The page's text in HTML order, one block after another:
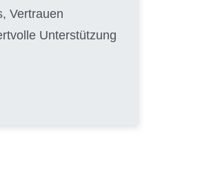
Vertrauen
Unterstützung